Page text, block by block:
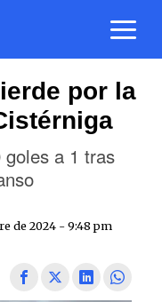
por la
a 1 tras
de 2024 - 9:48 pm